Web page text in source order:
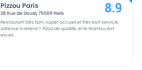
Pizzou Paris
28 Rue de Douai,75009 Paris
Restaurant très bon, super accueil et très bon service,
adresse à retenir !! Pizza de qualité, et le tiramisu est
excell...
8.9